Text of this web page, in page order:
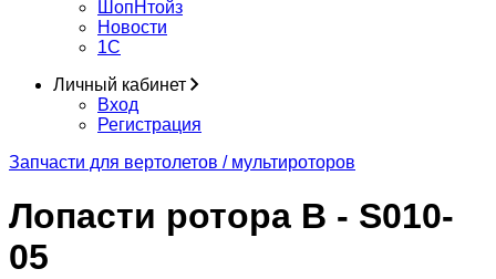
ШопНтойз
Новости
1C
Личный кабинет
Вход
Регистрация
Запчасти для вертолетов / мультироторов
Лопасти ротора B - S010-
05